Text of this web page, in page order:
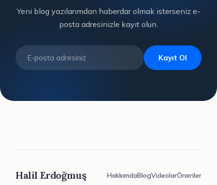
Yeni blog yazılarımdan haberdar olmak isterseniz e-
posta adresinizle kayıt olun.
Kayıt Ol
Halil Erdoğmuş HakkımdaBlogVideolarÖneriler